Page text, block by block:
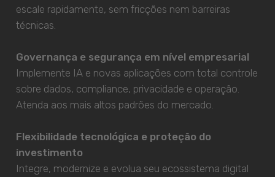
escale rapidamente, sem fricções nem barreiras
técnicas.
Governança e segurança em nível empresarial
Implemente IA e novas aplicações com total controle
sobre dados, compliance, privacidade e operação.
Atenda aos mais altos padrões do mercado.
Flexibilidade tecnológica e proteção do
investimento
Integre, modernize e evolua seu ecossistema digital